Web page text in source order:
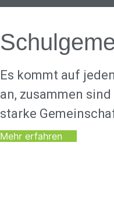
Es kommt auf
an, zusammen
starke
Mehr erfahren